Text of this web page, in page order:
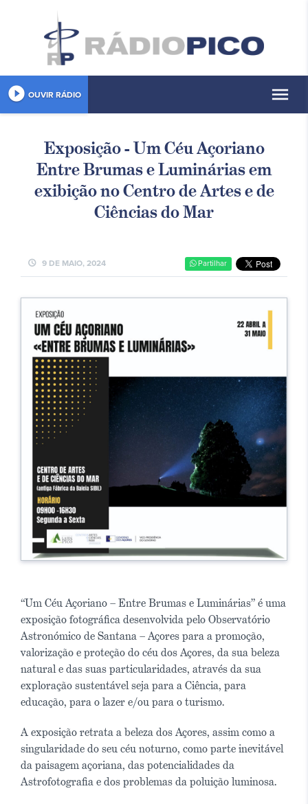
play_circle_filled OUVIR RÁDIO menu
Exposição - Um Céu Açoriano
Entre Brumas e Luminárias em
exibição no Centro de Artes e de
Ciências do Mar
schedule 9 DE MAIO, 2024 Partilhar
“Um Céu Açoriano – Entre Brumas e Luminárias” é uma
exposição fotográfica desenvolvida pelo Observatório
Astronómico de Santana – Açores para a promoção,
valorização e proteção do céu dos Açores, da sua beleza
natural e das suas particularidades, através da sua
exploração sustentável seja para a Ciência, para
educação, para o lazer e/ou para o turismo.
A exposição retrata a beleza dos Açores, assim como a
singularidade do seu céu noturno, como parte inevitável
da paisagem açoriana, das potencialidades da
Astrofotografia e dos problemas da poluição luminosa.